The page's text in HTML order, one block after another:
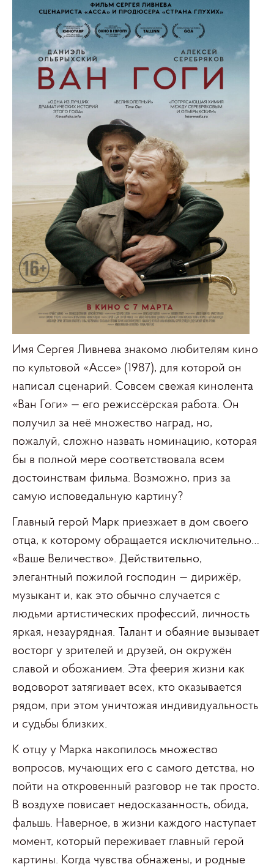
Имя Сергея Ливнева знакомо любителям кино
по культовой «Ассе» (1987), для которой он
написал сценарий. Совсем свежая кинолента
«Ван Гоги» — его режиссёрская работа. Он
получил за неё множество наград, но,
пожалуй, сложно назвать номинацию, которая
бы в полной мере соответствовала всем
достоинствам фильма. Возможно, приз за
самую исповедальную картину?
Главный герой Марк приезжает в дом своего
отца, к которому обращается исключительно…
«Ваше Величество». Действительно,
элегантный пожилой господин — дирижёр,
музыкант и, как это обычно случается с
людьми артистических профессий, личность
яркая, незаурядная. Талант и обаяние вызывает
восторг у зрителей и друзей, он окружён
славой и обожанием. Эта феерия жизни как
водоворот затягивает всех, кто оказывается
рядом, при этом уничтожая индивидуальность
и судьбы близких.
К отцу у Марка накопилось множество
вопросов, мучающих его с самого детства, но
пойти на откровенный разговор не так просто.
В воздухе повисает недосказанность, обида,
фальшь. Наверное, в жизни каждого наступает
момент, который переживает главный герой
картины. Когда чувства обнажены, и родные